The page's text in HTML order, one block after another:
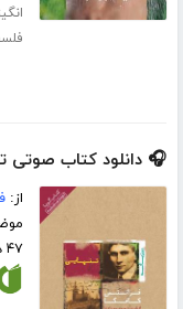
🎧 دانلود کتاب صوتی
از:
۴۷ دقیقه